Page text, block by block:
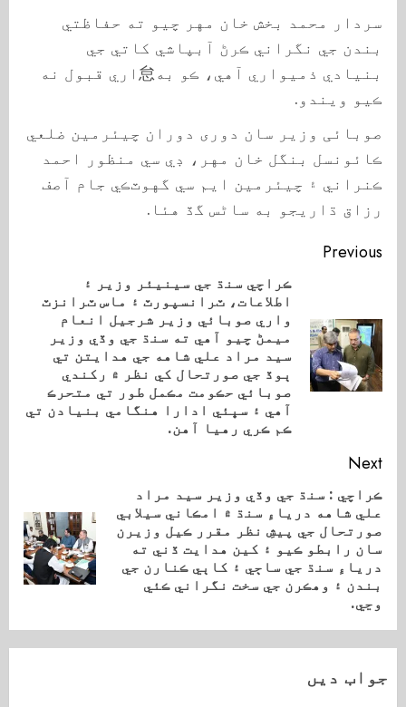
سردار محمد بخش خان مهر چيو ته حفاظتي
بندن جي نگراني ڪرڻ آبپاشي کاتي جي
بنيادي ذميواري آهي، ڪو به怠اري قبول نه
ڪيو ويندو.
صوبائی وزیر سان دوری دوران چيئرمين ضلعي
ڪائونسل بنگل خان مهر، ڊي سي منظور احمد
ڪنراني ۽ چيئرمين ايم سي گهوٽڪي جام آصف
رزاق ڌاريجو به ساڻس گڏ هئا.
Continue
Reading
Previous
ڪراچي سنڌ جي سينيئر وزير ۽
اطلاعات، ٽرانسپورٽ ۽ ماس ٽرانزٽ
واري صوبائي وزير شرجيل انعام
ميمڻ چيو آهي ته سنڌ جي وڏي وزير
سيد مراد علي شاهه جي هدايتن تي
ٻوڏ جي صورتحال کي نظر ۾ رکندي
صوبائي حڪومت مڪمل طور تي متحرڪ
آهي ۽ سڀئي ادارا هنگامي بنيادن تي
ڪم ڪري رهيا آهن.
Next
Next
post:
ڪراچي : سنڌ جي وڏي وزير سيد مراد
علي شاهه درياءِ سنڌ ۾ امڪاني سيلابي
صورتحال جي پيشِ نظر مقرر ڪيل وزيرن
سان رابطو ڪيو ۽ کين هدايت ڏني ته
درياءِ سنڌ جي ساڄي ۽ کاٻي ڪنارن جي
بندن ۽ وهڪرن جي سخت نگراني ڪئي
وڃي.
جواب دیں